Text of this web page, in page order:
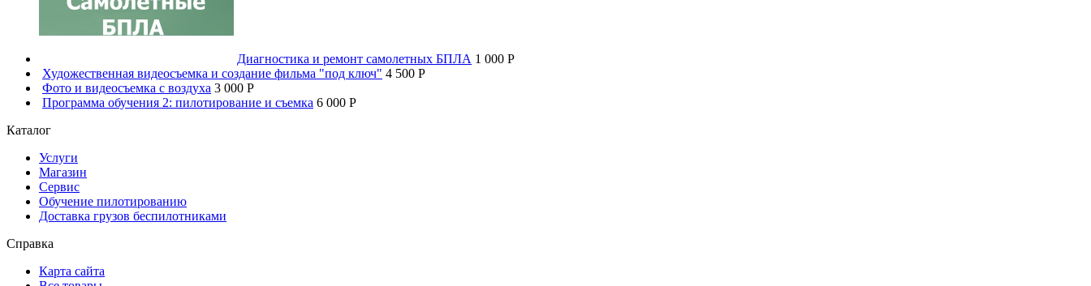
Диагностика и ремонт самолетных БПЛА 1 000 P
Художественная видеосъемка и создание фильма "под ключ" 4 500 P
Фото и видеосъемка с воздуха 3 000 P
Программа обучения 2: пилотирование и съемка 6 000 P
Каталог
Услуги
Магазин
Сервис
Обучение пилотированию
Доставка грузов беспилотниками
Справка
Карта сайта